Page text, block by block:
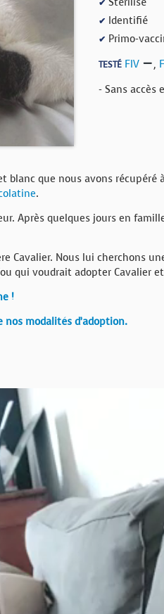
✔
✔ Identifié
✔ Primo-
TESTÉ FIV ,
- Sans accès
blanc que nous avons récupéré
.
Après quelques jours en
Cavalier. Nous lui cherchons
qui voudrait adopter Cavalier
!
nos modalités d’adoption.